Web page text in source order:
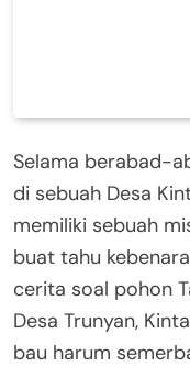
Selama berabad-
di sebuah Desa
memiliki sebuah
buat tahu
cerita soal pohon
Desa Trunyan,
bau harum